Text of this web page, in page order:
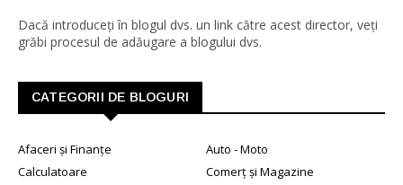
Dacă introduceți în blogul dvs. un link către acest director, veți
grăbi procesul de adăugare a blogului dvs.
CATEGORII DE BLOGURI
Afaceri și Finanțe
Auto - Moto
Calculatoare
Comerț și Magazine